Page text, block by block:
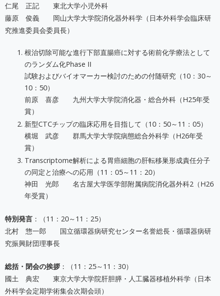
仁尾 正記 東北大学小児外科
藤原 俊義 岡山大学大学院消化器外科学（日本外科学会臨床研
究推進委員会委員長）
根治切除可能な進行下部直腸癌に対する術前化学療法として
のランダム化Phase II
試験およびバイオマーカー検討のための付随研究（10：30～
10：50）
前原 喜彦 九州大学大学院消化器・総合外科（H25年受
賞）
新型CTCチップの臨床応用を目指して（10：50～11：05）
横堀 武彦 群馬大学大学院病態総合外科学（H26年受
賞）
Transcriptome解析による胃癌細胞の肝転移巣形成責任分子
の同定と治療への応用（11：05～11：20）
神田 光郎 名古屋大学医学部附属病院消化器外科2（H26
年受賞）
特別発言 ：（11：20～11：25）
北村 惣一郎 国立循環器病研究センター名誉総長・循環器病研
究振興財団理事長
総括・閉会の挨拶 ：（11：25～11：30）
國土 典宏 東京大学大学院肝胆膵・人工臓器移植外科学（日本
外科学会定期学術集会次期会頭）